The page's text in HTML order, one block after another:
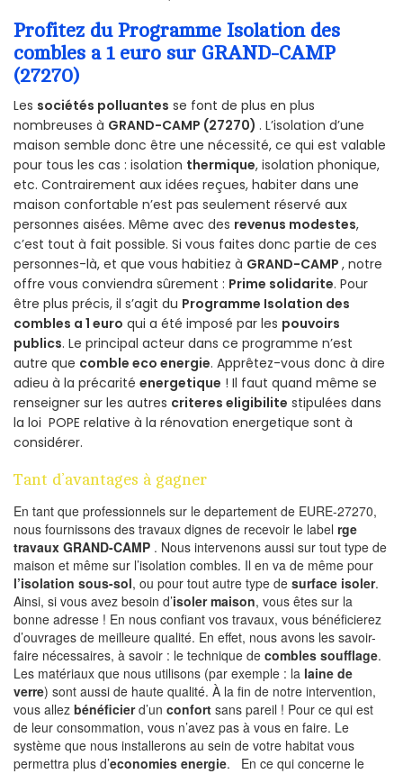
Profitez du Programme Isolation des
combles a 1 euro sur GRAND-CAMP
(27270)
Les sociétés polluantes se font de plus en plus
nombreuses à GRAND-CAMP (27270) . L’isolation d’une
maison semble donc être une nécessité, ce qui est valable
pour tous les cas : isolation thermique, isolation phonique,
etc. Contrairement aux idées reçues, habiter dans une
maison confortable n’est pas seulement réservé aux
personnes aisées. Même avec des revenus modestes,
c’est tout à fait possible. Si vous faites donc partie de ces
personnes-là, et que vous habitiez à GRAND-CAMP , notre
offre vous conviendra sûrement : Prime solidarite. Pour
être plus précis, il s’agit du Programme Isolation des
combles a 1 euro qui a été imposé par les pouvoirs
publics. Le principal acteur dans ce programme n’est
autre que comble eco energie. Apprêtez-vous donc à dire
adieu à la précarité energetique ! Il faut quand même se
renseigner sur les autres criteres eligibilite stipulées dans
la loi POPE relative à la rénovation energetique sont à
considérer.
Tant d’avantages à gagner
En tant que professionnels sur le departement de EURE-27270,
nous fournissons des travaux dignes de recevoir le label rge
travaux GRAND-CAMP . Nous intervenons aussi sur tout type de
maison et même sur l’isolation combles. Il en va de même pour
l’isolation sous-sol, ou pour tout autre type de surface isoler.
Ainsi, si vous avez besoin d’isoler maison, vous êtes sur la
bonne adresse ! En nous confiant vos travaux, vous bénéficierez
d’ouvrages de meilleure qualité. En effet, nous avons les savoir-
faire nécessaires, à savoir : le technique de combles soufflage.
Les matériaux que nous utilisons (par exemple : la laine de
verre) sont aussi de haute qualité. À la fin de notre intervention,
vous allez bénéficierd’un confort sans pareil ! Pour ce qui est
de leur consommation, vous n’avez pas à vous en faire. Le
système que nous installerons au sein de votre habitat vous
permettra plus d’economies energie. En ce qui concerne le